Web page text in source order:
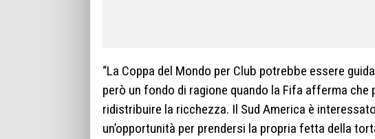
“La Coppa del Mondo per Club potrebbe essere
però un fondo di ragione quando la Fifa afferma
ridistribuire la ricchezza. Il Sud America è
un’opportunità per prendersi la propria fetta della